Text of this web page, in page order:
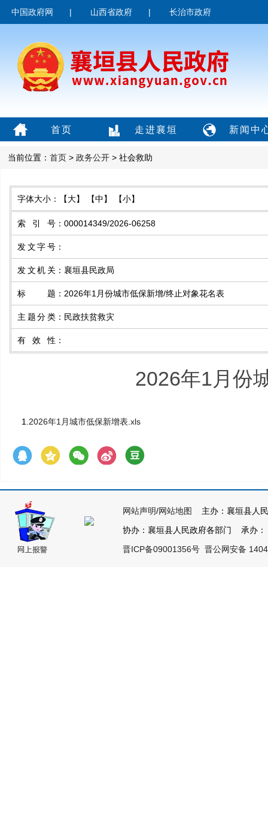
中国政府网 | 山西省政府 | 长治市政府
首页 走进襄垣 新闻中
当前位置： 首页 > 政务公开 > 社会救助
字体大小： 【大】 【中】 【小】
索引号 ： 000014349/2026-06258
发文字号 ：
发文机关 ： 襄垣县民政局
标题 ： 2026年1月份城市低保新增/终止对象花名表
主题分类 ： 民政扶贫救灾
有效性 ：
2026年1月份
1. 2026年1月城市低保新增表.xls
网站声明/网站地图
主办：襄垣县人
协办：襄垣县人民政府各部门 承办
晋ICP备09001356号 晋公网安备